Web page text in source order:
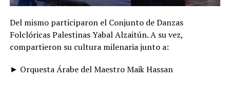
Del mismo participaron el Conjunto de Danzas
Folclóricas Palestinas Yabal Alzaitún. A su vez,
compartieron su cultura milenaria junto a:
► Orquesta Árabe del Maestro Maik Hassan